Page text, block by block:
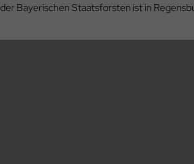
Bayerischen Staatsforsten ist in